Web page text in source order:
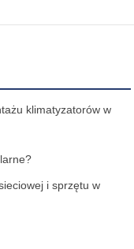
klimatyzatorów w
i sprzętu w